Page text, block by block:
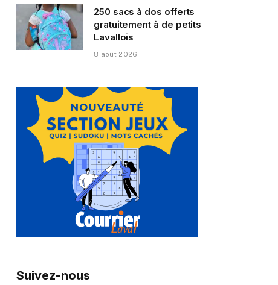
250 sacs à dos offerts
gratuitement à de petits
Lavallois
8 août 2026
Suivez-nous